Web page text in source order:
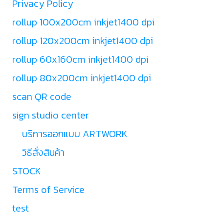
Privacy Policy
rollup 100x200cm inkjet1400 dpi
rollup 120x200cm inkjet1400 dpi
rollup 60x160cm inkjet1400 dpi
rollup 80x200cm inkjet1400 dpi
scan QR code
sign studio center
บริการออกแบบ ARTWORK
วิธีสั่งสินค้า
STOCK
Terms of Service
test